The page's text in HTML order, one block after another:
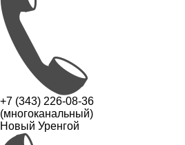
+7 (343) 226-08-36
(многоканальный)
Новый Уренгой